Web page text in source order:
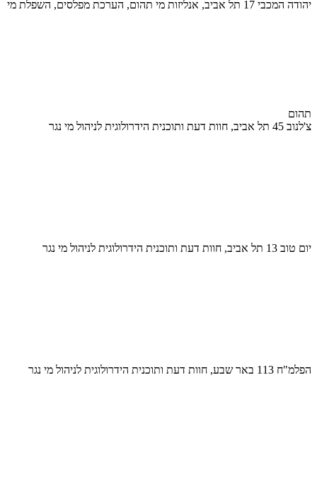
יהודה המכבי 17 תל אביב, אנליזות מי תהום, הערכת מפלסים, השפלת מי
תהום
צ'לנוב 45 תל אביב, חוות דעת ותוכנית הידרולוגית לניהול מי נגר
יום טוב 13 תל אביב, חוות דעת ותוכנית הידרולוגית לניהול מי נגר
הפלמ"ח 113 באר שבע, חוות דעת ותוכנית הידרולוגית לניהול מי נגר